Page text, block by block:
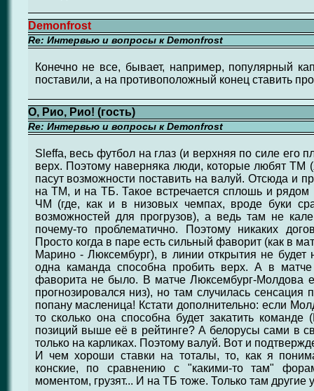
Demonfrost
Re: Интервью и вопросы к Demonfrost
Конечно не все, бывает, например, популярный
поставили, а на противоположный конец ставить
О, Рио, Рио! (гость)
Re: Интервью и вопросы к Demonfrost
Sleffa, весь футбол на глаз (и верхняя по силе его
верх. Поэтому наверняка люди, которые любят ТМ
пасут возможности поставить на валуй. Отсюда и
на ТМ, и на ТБ. Такое встречается сплошь и
ЧМ (где, как и в низовых чемпах, вроде буки
возможностей для прогрузов), а ведь там не
почему-то проблематично. Поэтому никаких
Просто когда в паре есть сильный фаворит (как в
Марино - Люксембург), в линии открытия не будет
одна каманда способна пробить верх. А в
фаворита не было. В матче Люксембург-Молдова
прогнозировался низ), но там случилась сенсация
попану масленица! Кстати дополнительно: если
то сколько она способна будет закатить
позиций выше её в рейтинге? А белорусы сами в
только на карликах. Поэтому валуй. Вот и
И чем хороши ставки на тоталы, то, как я
конские, по сравнению с "какими-то там"
моментом, грузят... И на ТБ тоже. Только там другие